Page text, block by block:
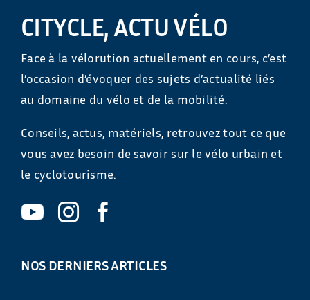
CITYCLE, ACTU VÉLO
Face à la vélorution actuellement en cours, c’est
l’occasion d’évoquer des sujets d’actualité liés
au domaine du vélo et de la mobilité.
Conseils, actus, matériels, retrouvez tout ce que
vous avez besoin de savoir sur le vélo urbain et
le cyclotourisme.
NOS DERNIERS ARTICLES